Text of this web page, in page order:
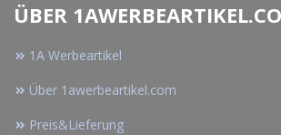
ÜBER
1A Werbeartikel
Über 1awerbeartikel.com
Preis&Lieferung